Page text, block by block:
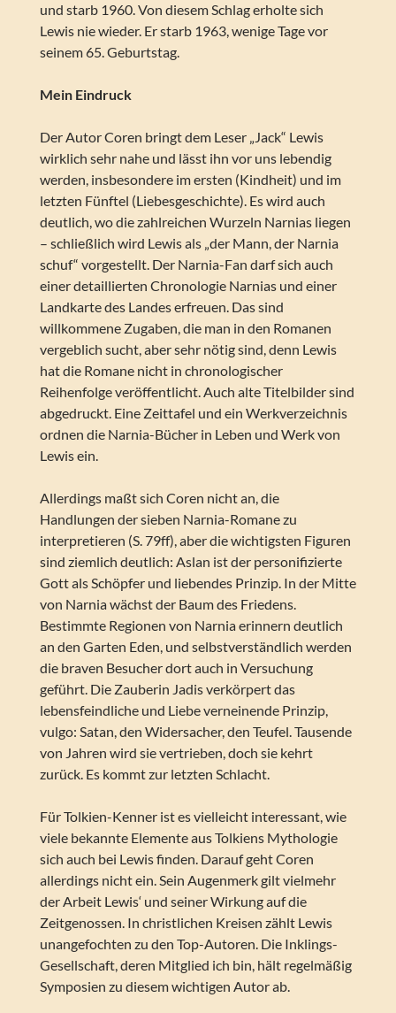
und starb 1960. Von diesem Schlag erholte sich
Lewis nie wieder. Er starb 1963, wenige Tage vor
seinem 65. Geburtstag.
Mein Eindruck
Der Autor Coren bringt dem Leser „Jack“ Lewis
wirklich sehr nahe und lässt ihn vor uns lebendig
werden, insbesondere im ersten (Kindheit) und im
letzten Fünftel (Liebesgeschichte). Es wird auch
deutlich, wo die zahlreichen Wurzeln Narnias liegen
– schließlich wird Lewis als „der Mann, der Narnia
schuf“ vorgestellt. Der Narnia-Fan darf sich auch
einer detaillierten Chronologie Narnias und einer
Landkarte des Landes erfreuen. Das sind
willkommene Zugaben, die man in den Romanen
vergeblich sucht, aber sehr nötig sind, denn Lewis
hat die Romane nicht in chronologischer
Reihenfolge veröffentlicht. Auch alte Titelbilder sind
abgedruckt. Eine Zeittafel und ein Werkverzeichnis
ordnen die Narnia-Bücher in Leben und Werk von
Lewis ein.
Allerdings maßt sich Coren nicht an, die
Handlungen der sieben Narnia-Romane zu
interpretieren (S. 79ff), aber die wichtigsten Figuren
sind ziemlich deutlich: Aslan ist der personifizierte
Gott als Schöpfer und liebendes Prinzip. In der Mitte
von Narnia wächst der Baum des Friedens.
Bestimmte Regionen von Narnia erinnern deutlich
an den Garten Eden, und selbstverständlich werden
die braven Besucher dort auch in Versuchung
geführt. Die Zauberin Jadis verkörpert das
lebensfeindliche und Liebe verneinende Prinzip,
vulgo: Satan, den Widersacher, den Teufel. Tausende
von Jahren wird sie vertrieben, doch sie kehrt
zurück. Es kommt zur letzten Schlacht.
Für Tolkien-Kenner ist es vielleicht interessant, wie
viele bekannte Elemente aus Tolkiens Mythologie
sich auch bei Lewis finden. Darauf geht Coren
allerdings nicht ein. Sein Augenmerk gilt vielmehr
der Arbeit Lewis‘ und seiner Wirkung auf die
Zeitgenossen. In christlichen Kreisen zählt Lewis
unangefochten zu den Top-Autoren. Die Inklings-
Gesellschaft, deren Mitglied ich bin, hält regelmäßig
Symposien zu diesem wichtigen Autor ab.